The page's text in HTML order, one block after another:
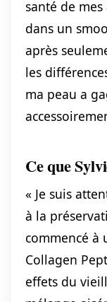
santé de
dans un
après
les
ma peau a
Ce que
« Je suis
à la
commencé à
Collagen
effets du